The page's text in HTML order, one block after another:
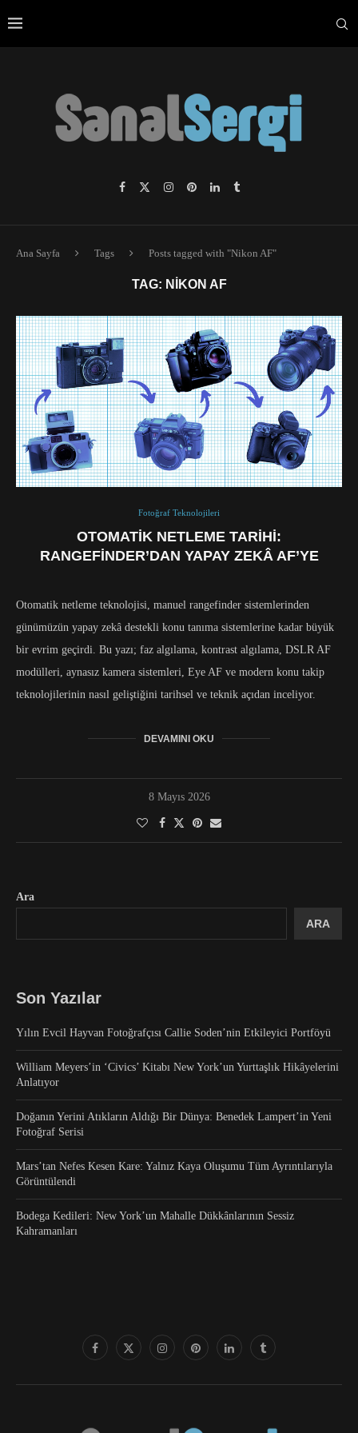
Ana Sayfa Tags Posts tagged with "Nikon AF"
TAG: NIKON AF
Fotoğraf Teknolojileri
OTOMATIK NETLEME TARIHI:
RANGEFINDER’DAN YAPAY ZEKÂ AF’YE
Otomatik netleme teknolojisi, manuel rangefinder sistemlerinden
günümüzün yapay zekâ destekli konu tanıma sistemlerine kadar büyük
bir evrim geçirdi. Bu yazı; faz algılama, kontrast algılama, DSLR AF
modülleri, aynasız kamera sistemleri, Eye AF ve modern konu takip
teknolojilerinin nasıl geliştiğini tarihsel ve teknik açıdan inceliyor.
DEVAMINI OKU
8 Mayıs 2026
Ara
ARA
Son Yazılar
Yılın Evcil Hayvan Fotoğrafçısı Callie Soden’nin Etkileyici Portföyü
William Meyers’in ‘Civics’ Kitabı New York’un Yurttaşlık Hikâyelerini
Anlatıyor
Doğanın Yerini Atıkların Aldığı Bir Dünya: Benedek Lampert’in Yeni
Fotoğraf Serisi
Mars’tan Nefes Kesen Kare: Yalnız Kaya Oluşumu Tüm Ayrıntılarıyla
Görüntülendi
Bodega Kedileri: New York’un Mahalle Dükkânlarının Sessiz
Kahramanları